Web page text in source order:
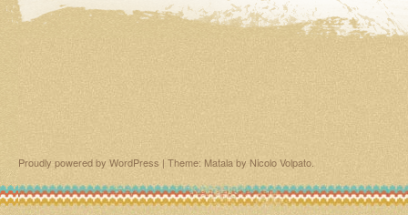
Proudly powered by WordPress | Theme: Matala by Nicolo Volpato